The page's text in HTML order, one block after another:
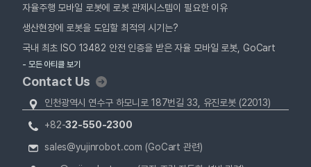
자율주행 모바일 로봇에 로봇 관제시스템이 필요한 이유
생산현장에 로봇을 도입할 최적의 시기는?
국내 최초 ISO 13482 안전 인증을 받은 자율 모바일 로봇, GoCart
- 모든 아티클 보기
Contact Us
인천광역시 연수구 하모니로 187번길 33, 유진로봇 (22013)
+82-32-550-2300
sales@yujinrobot.com (GoCart 관련)